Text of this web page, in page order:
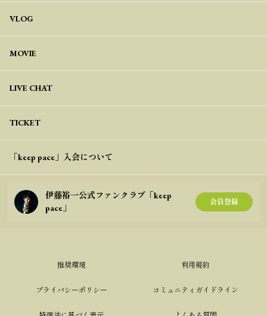
VLOG
MOVIE
LIVE CHAT
TICKET
「keep pace」入会について
伊藤裕一公式ファンクラブ「keep
pace」
会員登録
推奨環境 利用規約
プライバシーポリシー コミュニティガイドライン